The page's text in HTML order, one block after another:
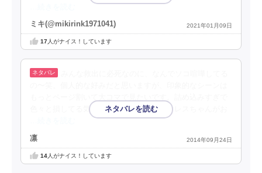
ミキ(@mikirink1971041) 2021年01月09日
17人がナイス！しています
色々と損してる気が…。末っ子気質のロウレスちゃんがお
凛 2014年09月24日
14人がナイス！しています